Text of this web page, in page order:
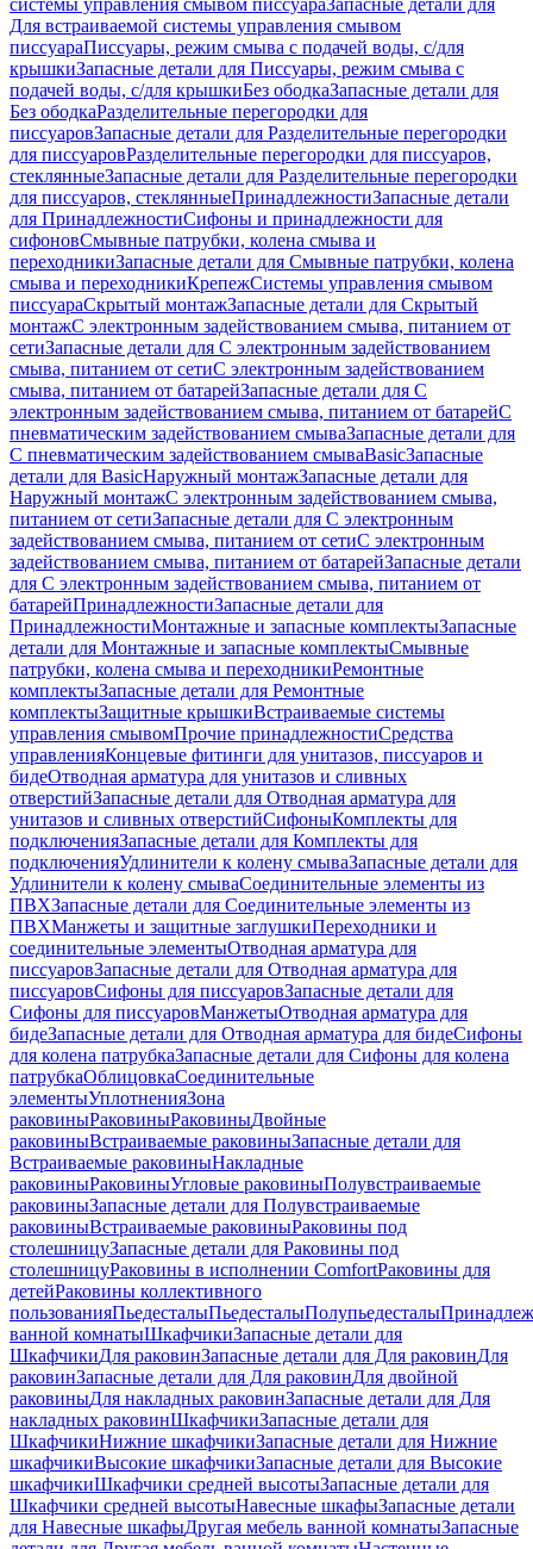
системы управления смывом писсуараЗапасные детали для
Для встраиваемой системы управления смывом
писсуараПиссуары, режим смыва с подачей воды, с/для
крышкиЗапасные детали для Писсуары, режим смыва с
подачей воды, с/для крышкиБез ободкаЗапасные детали для
Без ободкаРазделительные перегородки для
писсуаровЗапасные детали для Разделительные перегородки
для писсуаровРазделительные перегородки для писсуаров,
стеклянныеЗапасные детали для Разделительные перегородки
для писсуаров, стеклянныеПринадлежностиЗапасные детали
для ПринадлежностиСифоны и принадлежности для
сифоновСмывные патрубки, колена смыва и
переходникиЗапасные детали для Смывные патрубки, колена
смыва и переходникиКрепежСистемы управления смывом
писсуараСкрытый монтажЗапасные детали для Скрытый
монтажС электронным задействованием смыва, питанием от
сетиЗапасные детали для С электронным задействованием
смыва, питанием от сетиС электронным задействованием
смыва, питанием от батарейЗапасные детали для С
электронным задействованием смыва, питанием от батарейС
пневматическим задействованием смываЗапасные детали для
С пневматическим задействованием смываBasicЗапасные
детали для BasicНаружный монтажЗапасные детали для
Наружный монтажС электронным задействованием смыва,
питанием от сетиЗапасные детали для С электронным
задействованием смыва, питанием от сетиС электронным
задействованием смыва, питанием от батарейЗапасные детали
для С электронным задействованием смыва, питанием от
батарейПринадлежностиЗапасные детали для
ПринадлежностиМонтажные и запасные комплектыЗапасные
детали для Монтажные и запасные комплектыСмывные
патрубки, колена смыва и переходникиРемонтные
комплектыЗапасные детали для Ремонтные
комплектыЗащитные крышкиВстраиваемые системы
управления смывомПрочие принадлежностиСредства
управленияКонцевые фитинги для унитазов, писсуаров и
бидеОтводная арматура для унитазов и сливных
отверстийЗапасные детали для Отводная арматура для
унитазов и сливных отверстийСифоныКомплекты для
подключенияЗапасные детали для Комплекты для
подключенияУдлинители к колену смываЗапасные детали для
Удлинители к колену смываСоединительные элементы из
ПВХЗапасные детали для Соединительные элементы из
ПВХМанжеты и защитные заглушкиПереходники и
соединительные элементыОтводная арматура для
писсуаровЗапасные детали для Отводная арматура для
писсуаровCифоны для писсуаровЗапасные детали для
Cифоны для писсуаровМанжетыОтводная арматура для
бидеЗапасные детали для Отводная арматура для бидеСифоны
для колена патрубкаЗапасные детали для Сифоны для колена
патрубкаОблицовкаСоединительные
элементыУплотненияЗона
раковиныРаковиныРаковиныДвойные
раковиныВстраиваемые раковиныЗапасные детали для
Встраиваемые раковиныНакладные
раковиныРаковиныУгловые раковиныПолувстраиваемые
раковиныЗапасные детали для Полувстраиваемые
раковиныВстраиваемые раковиныРаковины под
столешницуЗапасные детали для Раковины под
столешницуРаковины в исполнении ComfortPаковины для
детейРаковины коллективного
пользованияПьедесталыПьедесталыПолупьедесталы
ванной комнатыШкафчикиЗапасные детали для
ШкафчикиДля раковинЗапасные детали для Для раковинДля
раковинЗапасные детали для Для раковинДля двойной
раковиныДля накладных pаковинЗапасные детали для Для
накладных pаковинШкафчикиЗапасные детали для
ШкафчикиНижние шкафчикиЗапасные детали для Нижние
шкафчикиВысокие шкафчикиЗапасные детали для Высокие
шкафчикиШкафчики средней высотыЗапасные детали для
Шкафчики средней высотыНавесные шкафыЗапасные детали
для Навесные шкафыДругая мебель ванной комнатыЗапасные